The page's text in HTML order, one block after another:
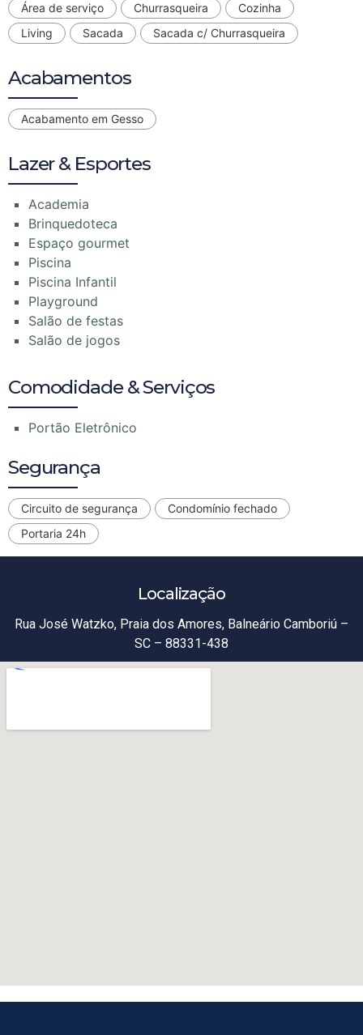
Área de serviço Churrasqueira
Cozinha
Living
Sacada Sacada c/ Churrasqueira
Acabamentos
Acabamento em Gesso
Lazer & Esportes
Academia
Brinquedoteca
Espaço gourmet
Piscina
Piscina Infantil
Playground
Salão de festas
Salão de jogos
Comodidade & Serviços
Portão Eletrônico
Segurança
Circuito de segurança
Condomínio fechado
Portaria 24h
Localização
Rua José Watzko, Praia dos Amores, Balneário Camboriú –
SC – 88331-438